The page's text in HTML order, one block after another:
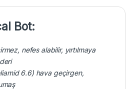
Bot:
nefesalabilir, yırtılmaya
6.6) hava geçirgen,